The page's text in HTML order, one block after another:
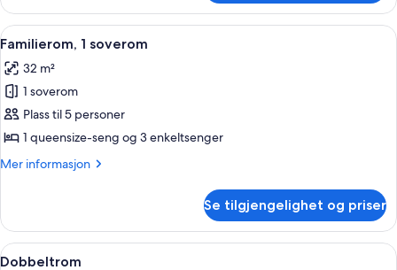
2
soverom
Åpne
alle
bildene
av
Familierom,
1
soverom
Familierom, 1 soverom |
8
Familierom, 1 soverom
32 m²
1 soverom
Plass til 5 personer
1 queensize-seng og 3 enkeltsenger
Mer informasjon
Mer
1
soverom
Se tilgjengelighet og priser
Åpne
Dobbeltrom | Blendingsgardiner,
8
Dobbeltrom